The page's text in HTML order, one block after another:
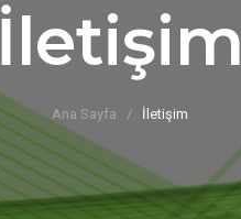
İletişim
Ana Sayfa İletişim